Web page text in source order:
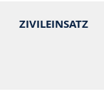
ZIVILEINSATZ